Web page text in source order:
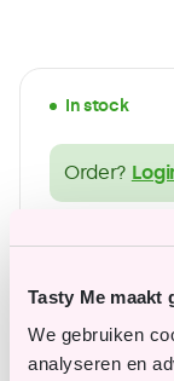
Tasty Me maakt
We gebruiken
analyseren en
In stock
Order?
wide
Affordable